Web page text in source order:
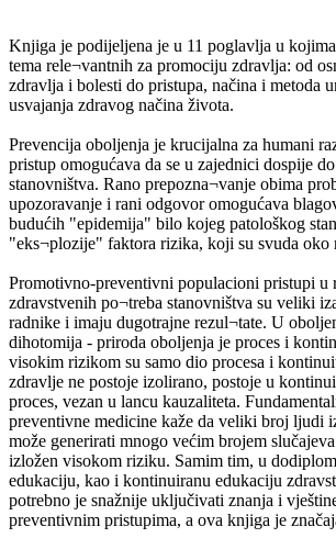
Knjiga je podijeljena je u 11 poglavlja u
tema rele¬vantnih za promociju zdravlja: od
zdravlja i bolesti do pristupa, načina i metoda
usvajanja zdravog načina života.
Prevencija oboljenja je krucijalna za humani
pristup omogućava da se u zajednici dospije
stanovništva. Rano prepozna¬vanje obima
upozoravanje i rani odgovor omogućava
budućih "epidemija" bilo kojeg patološkog
"eks¬plozije" faktora rizika, koji su svuda oko
Promotivno-preventivni populacioni pristupi u
zdravstvenih po¬treba stanovništva su veliki
radnike i imaju dugotrajne rezul¬tate. U
dihotomija - priroda oboljenja je proces i
visokim rizikom su samo dio procesa i
zdravlje ne postoje izolirano, postoje u
proces, vezan u lancu kauzaliteta.
preventivne medicine kaže da veliki broj ljudi
može generirati mnogo većim brojem
izložen visokom riziku. Samim tim, u
edukaciju, kao i kontinuiranu edukaciju
potrebno je snažnije uključivati znanja i
preventivnim pristupima, a ova knjiga je